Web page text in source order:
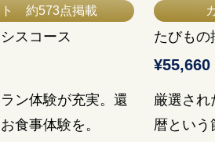
ト 約573点掲載
スコース
ン体験が充実。還
食事体験を。
たびもの
¥55,660
厳選され
暦という